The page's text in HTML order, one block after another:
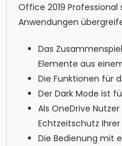
Office 2019
Anwendungen
Das
Elemente aus
Die Funktionen für
Der Dark Mode ist
Als OneDrive
Echtzeitschutz
Die Bedienung mit